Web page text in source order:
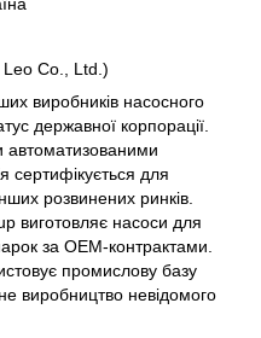
Co., Ltd.)
виробників насосного
державної корпорації.
автоматизованими
сертифікується для
розвинених ринків.
виготовляє насоси для
за OEM-контрактами.
промислову базу
виробництво невідомого